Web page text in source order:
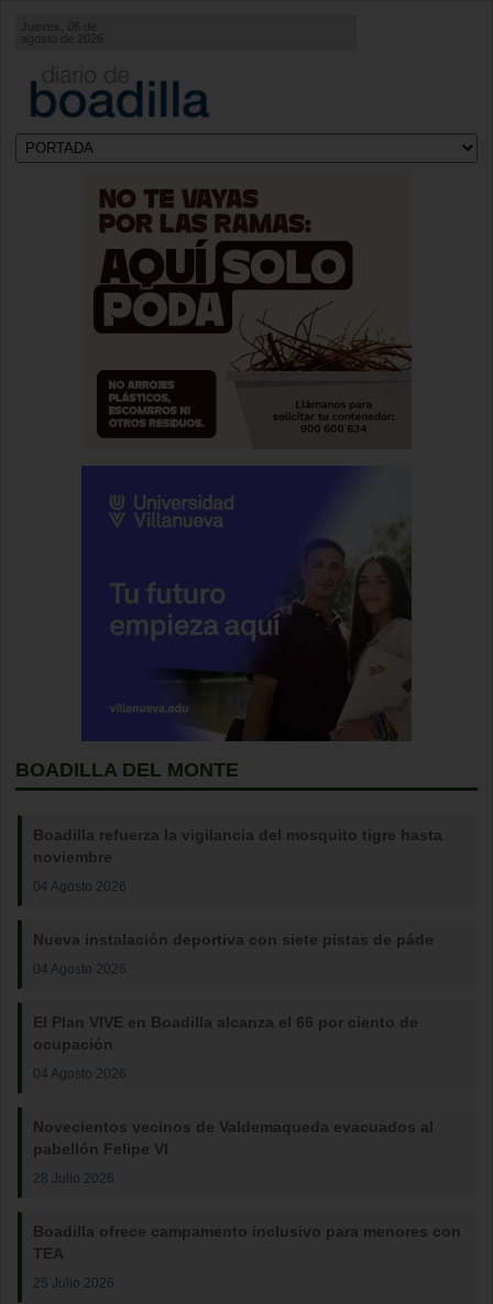
agosto de 2026
BOADILLA DEL MONTE
Boadilla refuerza la vigilancia del mosquito tigre hasta
noviembre
04 Agosto 2026
Nueva instalación deportiva con siete pistas de páde
04 Agosto 2026
El Plan VIVE en Boadilla alcanza el 66 por ciento de
ocupación
04 Agosto 2026
Novecientos vecinos de Valdemaqueda evacuados al
pabellón Felipe VI
28 Julio 2026
Boadilla ofrece campamento inclusivo para menores con
TEA
25 Julio 2026